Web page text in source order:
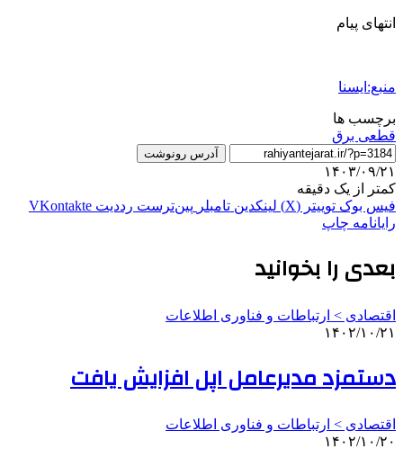
انتهای پیام
منبع:ایسنا
برچسب ها
قطعی برق
آدرس رونوشت
۱۴۰۳/۰۹/۲۱
کمتر از یک دقیقه
فیس بوک توییتر (X) لینکدین ‫تامبلر ‫پین‌ترست ‫رددیت ‫VKontakte
رایانامه چاپ
بعدی را بخوانید
اقتصادی > ارتباطات و فناوری اطلاعات
۱۴۰۲/۱۰/۲۱
دستمزد مدیرعامل اپل افزایش یافت
اقتصادی > ارتباطات و فناوری اطلاعات
۱۴۰۲/۱۰/۲۰